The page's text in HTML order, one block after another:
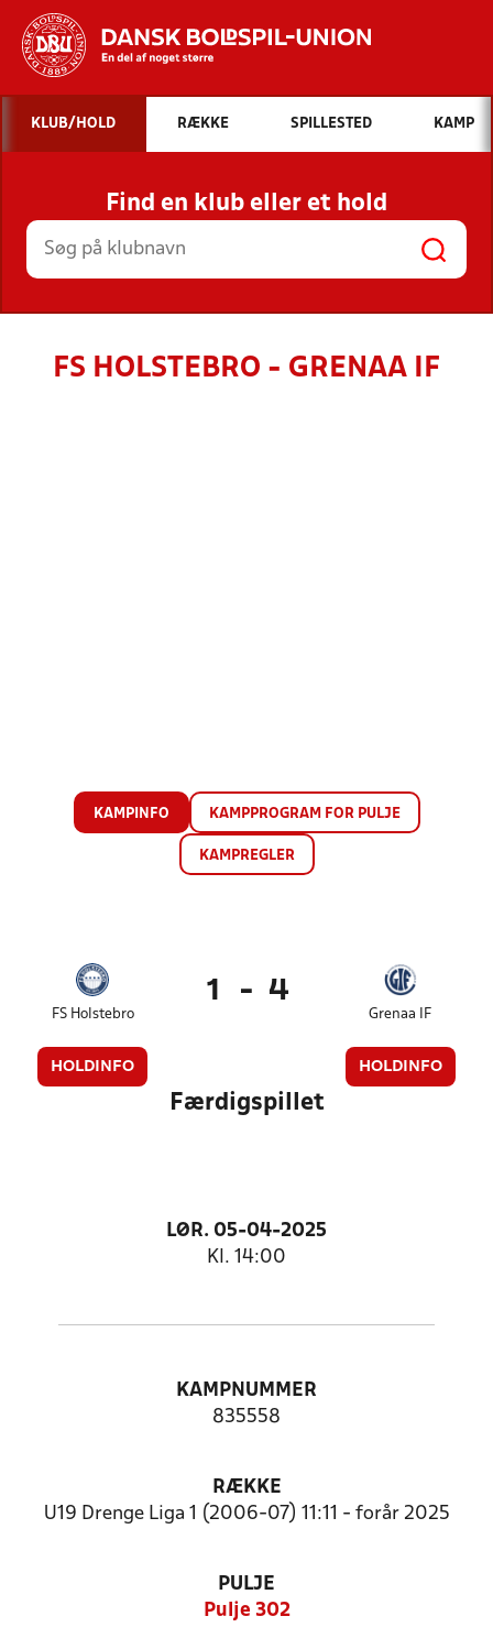
Hvad vil du søge efter?
INDHOLD OG NYHEDER
STILLINGER, RESULTATER, KLUBBER OG
HOLD
KLUB/HOLD RÆKKE SPILLESTED KAMP
Find en klub eller et hold
FS HOLSTEBRO - GRENAA IF
KAMPINFO KAMPPROGRAM FOR PULJE
KAMPREGLER
FS Holstebro
HOLDINFO
1 - 4
Grenaa IF
HOLDINFO
Færdigspillet
LØR. 05-04-2025
Kl. 14:00
KAMPNUMMER
835558
RÆKKE
U19 Drenge Liga 1 (2006-07) 11:11 - forår 2025
PULJE
Pulje 302